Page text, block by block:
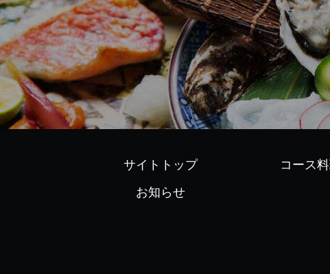
サイトトップ
お知らせ
コース